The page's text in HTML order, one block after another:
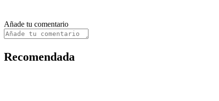
Añade tu comentario
Recomendada